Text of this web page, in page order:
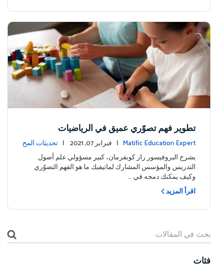
تطوير فهم تصوّري عميق في الرياضيات
Matific Education Expert | فبراير 07, 2021 | تحديثات المح
يشرح البروفيسور راز كوبفرمان، كبير مسؤولي علم أصول
التدريس والمؤسس المشارك لماتيفيك ما هو الفهم التصوّري
وكيف يمكنك دمجه في …
اقرأ المزيد
فئات